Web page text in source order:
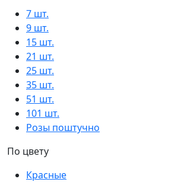
7 шт.
9 шт.
15 шт.
21 шт.
25 шт.
35 шт.
51 шт.
101 шт.
Розы поштучно
По цвету
Красные